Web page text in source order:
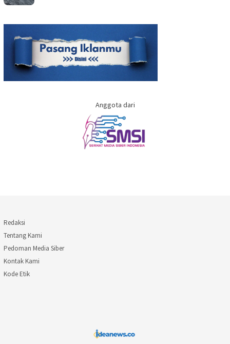
Anggota dari
Redaksi
Tentang Kami
Pedoman Media Siber
Kontak Kami
Kode Etik